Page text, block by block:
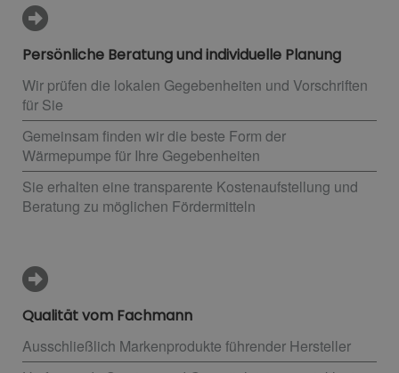
Persönliche Beratung und individuelle Planung
Wir prüfen die lokalen Gegebenheiten und Vorschriften
für Sie
Gemeinsam finden wir die beste Form der
Wärmepumpe für Ihre Gegebenheiten
Sie erhalten eine transparente Kostenaufstellung und
Beratung zu möglichen Fördermitteln
Qualität vom Fachmann
Ausschließlich Markenprodukte führender Hersteller